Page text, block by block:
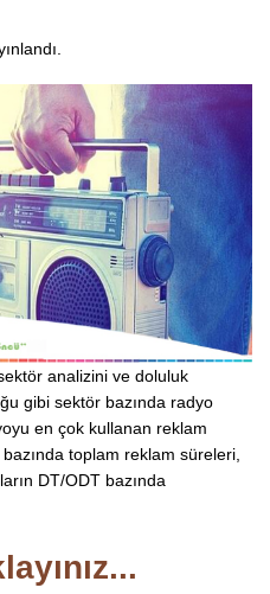
analizini ve doluluk
gibi sektör bazında radyo
en çok kullanan reklam
toplam reklam süreleri,
DT/ODT bazında